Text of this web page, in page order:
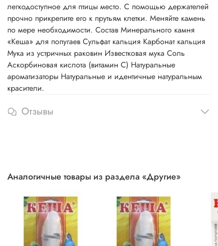
легкодоступное для птицы место. С помощью держателей
прочно прикрепите его к прутьям клетки. Меняйте камень
по мере необходимости. Состав Минерального камня
«Кеша» для попугаев Сульфат кальция Карбонат кальция
Мука из устричных раковин Известковая мука Соль
Аскорбиновая кислота (витамин С) Натуральные
ароматизаторы Натуральные и идентичные натуральным
красители.
Отзывы
Аналогичные товары из раздела «Другие»